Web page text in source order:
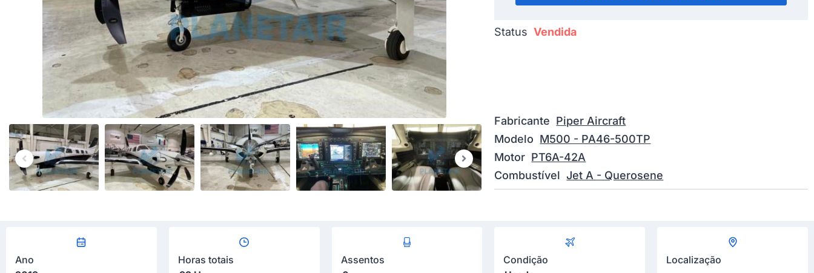
Status Vendida
Fabricante Piper Aircraft
Modelo M500 - PA46-500TP
Motor PT6A-42A
Combustível Jet A - Querosene
Ano
Horas totais
Assentos
Condição
Localização